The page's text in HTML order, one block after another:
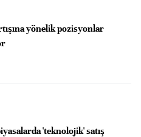
yönelik pozisyonlar
'teknolojik' satış